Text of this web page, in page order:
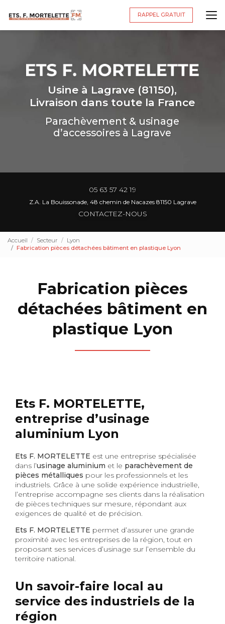
principal
RAPPEL GRATUIT
Usine à Lagrave (81150),
Livraison dans toute la France
Parachèvement & usinage
d’accessoires à Lagrave
05 63 57 42 19
Z.A. La Bouissonade, 48 chemin de Nacazes 81150 Lagrave
CONTACTEZ-NOUS
Accueil Secteur
Lyon
Fabrication pièces détachées bâtiment en plastique Lyon
Fabrication pièces
détachées bâtiment en
plastique Lyon
Ets F. MORTELETTE,
entreprise d’usinage
aluminium Lyon
Ets F. MORTELETTE est une entreprise spécialisée
dans l’usinage aluminium et le parachèvement de
pièces métalliques pour les professionnels et les
industriels. Grâce à une solide expérience industrielle,
l’entreprise accompagne ses clients dans la réalisation
de pièces techniques sur mesure, répondant aux
exigences de qualité et de précision.
Ets F. MORTELETTE permet d’assurer une grande
proximité avec les entreprises de la région, tout en
proposant ses services d’usinage sur l’ensemble du
territoire national.
Un savoir-faire local au
service des industriels de la
région